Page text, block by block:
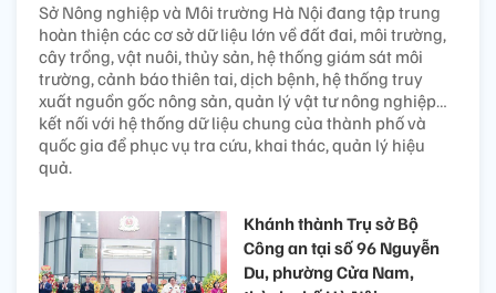
Sở Nông nghiệp và Môi trường Hà Nội đang tập trung
hoàn thiện các cơ sở dữ liệu lớn về đất đai, môi trường,
cây trồng, vật nuôi, thủy sản, hệ thống giám sát môi
trường, cảnh báo thiên tai, dịch bệnh, hệ thống truy
xuất nguồn gốc nông sản, quản lý vật tư nông nghiệp…
kết nối với hệ thống dữ liệu chung của thành phố và
quốc gia để phục vụ tra cứu, khai thác, quản lý hiệu
quả.
Khánh thành Trụ sở Bộ
Công an tại số 96 Nguyễn
Du, phường Cửa Nam,